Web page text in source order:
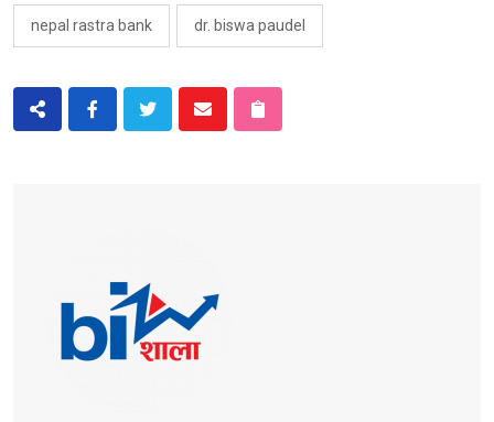
nepal rastra bank dr. biswa paudel